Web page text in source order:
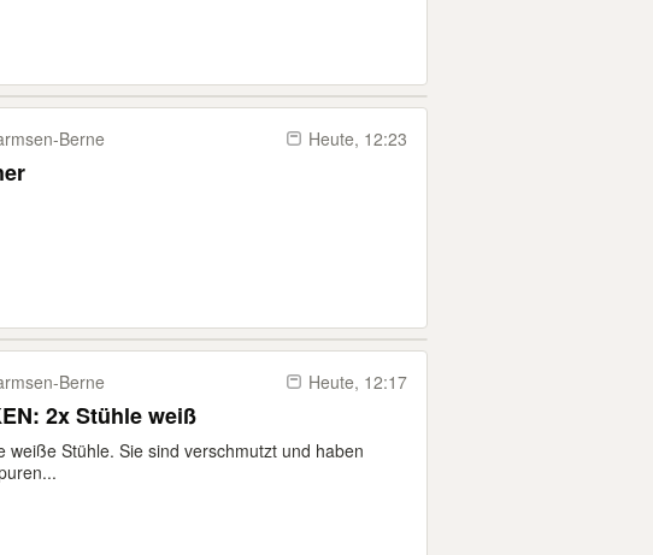
​Berne Heute, 12:23
​Berne Heute, 12:17
2x Stühle weiß
weiße Stühle. Sie sind verschmutzt und haben